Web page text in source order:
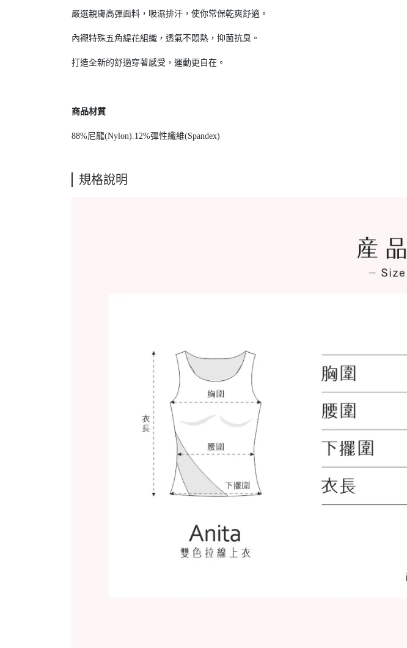
嚴選親膚高彈面料，吸濕排汗，使你常保乾爽舒適。
內襯特殊五角緹花組織，透氣不悶熱，抑菌抗臭。
打造全新的舒適穿著感受，運動更自在。
商品材質
88%尼龍(Nylon).12%彈性纖維(Spandex)
規格說明